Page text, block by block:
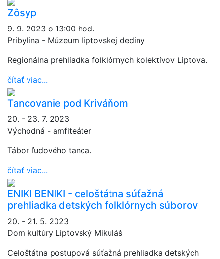
Zôsyp
9. 9. 2023 o 13:00 hod.
Pribylina - Múzeum liptovskej dediny
Regionálna prehliadka folklórnych kolektívov Liptova.
čítať viac...
Tancovanie pod Kriváňom
20. - 23. 7. 2023
Východná - amfiteáter
Tábor ľudového tanca.
čítať viac...
ENIKI BENIKI - celoštátna súťažná
prehliadka detských folklórnych súborov
20. - 21. 5. 2023
Dom kultúry Liptovský Mikuláš
Celoštátna postupová súťažná prehliadka detských